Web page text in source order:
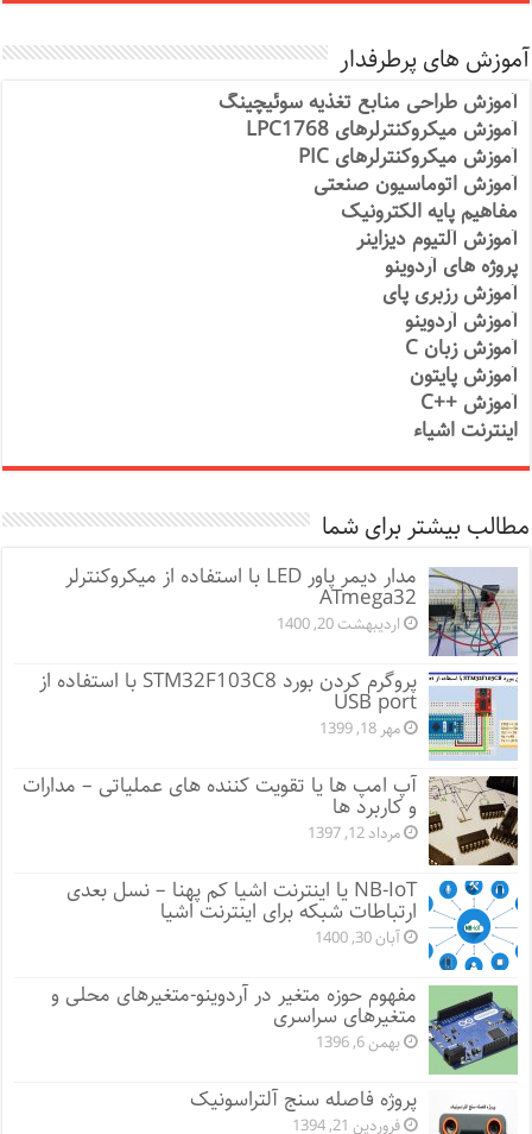
آموزش های پرطرفدار
آموزش طراحی منابع تغذیه سوئیچینگ
آموزش میکروکنترلرهای LPC1768
آموزش میکروکنترلرهای PIC
آموزش اتوماسیون صنعتی
مفاهیم پایه الکترونیک
آموزش آلتیوم دیزاینر
پروژه های آردوینو
آموزش رزبری پای
آموزش آردوینو
آموزش زبان C
آموزش پایتون
آموزش ++C
اینترنت اشیاء
مطالب بیشتر برای شما
مدار دیمر پاور LED با استفاده از میکروکنترلر
ATmega32
اردیبهشت 20, 1400
پروگرم کردن بورد STM32F103C8 با استفاده از
USB port
مهر 18, 1399
آپ امپ ها یا تقویت کننده های عملیاتی – مدارات
و کاربرد ها
مرداد 12, 1397
NB-IoT یا اینترنت اشیا کم پهنا – نسل بعدی
ارتباطات شبکه برای اینترنت اشیا
آبان 30, 1400
مفهوم حوزه متغیر در آردوینو-متغیرهای محلی و
متغیرهای سراسری
بهمن 6, 1396
پروژه فاصله سنج آلتراسونیک
فروردین 21, 1394